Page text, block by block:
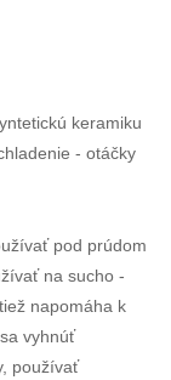
keramiku
- otáčky
pod prúdom
na sucho -
napomáha k
vyhnúť
používať